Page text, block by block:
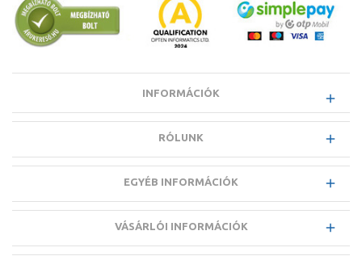
INFORMÁCIÓK
RÓLUNK
EGYÉB INFORMÁCIÓK
VÁSÁRLÓI INFORMÁCIÓK